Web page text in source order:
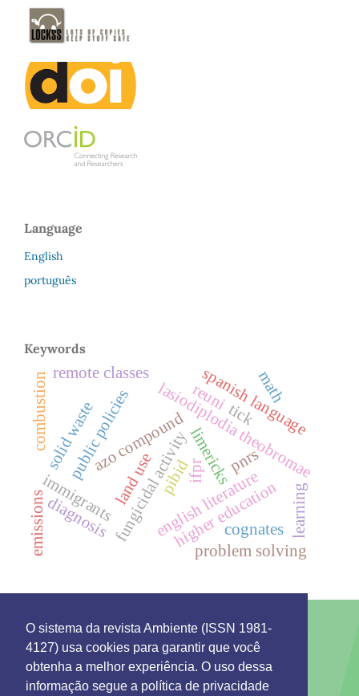
O sistema da revista Ambiente (ISSN 1981-
4127) usa cookies para garantir que você
obtenha a melhor experiência. O uso dessa
informação segue a política de privacidade
Language
English
português
Keywords
english literature
limericks
ifpr
lasiodiplodia theobromae
azo compound
fungicidal activity
public policies
higher education
reuni
cognates
spanish language
immigrants
pnrs
solid waste
combustion
emissions problem solving
land use
tick
pibid
remote classes
learning
math
diagnosis
This work is licensed under a License
Creative
Commons Attribution 4.0 International.
Environment: Management and Development